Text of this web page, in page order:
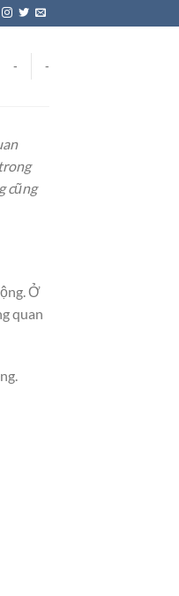
- -
cũng
Ở
quan